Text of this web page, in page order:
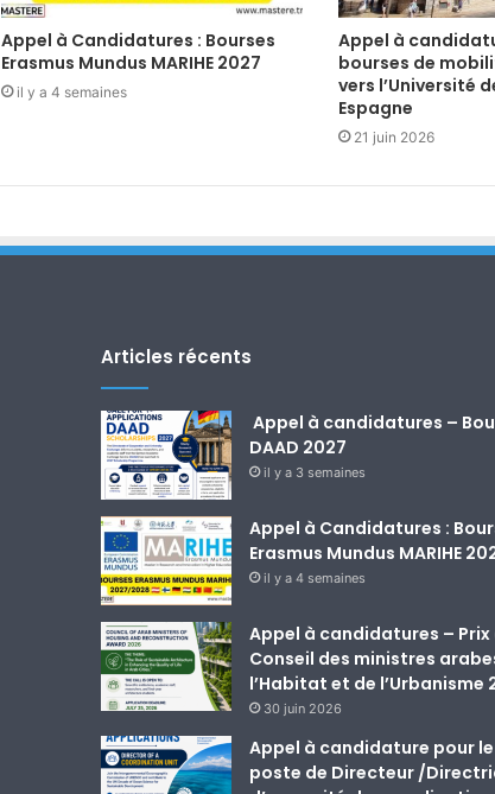
Appel à Candidatures : Bourses
Erasmus Mundus MARIHE 2027
il y a 4 semaines
Appel à
bourses de
vers l’Université
Espagne
21 juin 2026
Articles récents
Appel à candidatures –
DAAD 2027
il y a 3 semaines
Appel à Candidatures :
Erasmus Mundus MARIHE
il y a 4 semaines
Appel à candidatures – Prix
Conseil des ministres
l’Habitat et de l’Urbanisme
30 juin 2026
Appel à candidature pour le
poste de Directeur /